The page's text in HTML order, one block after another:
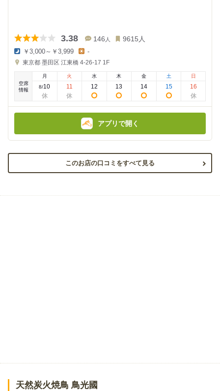
3.38 146 人 9615人
夜
の
額
￥3,000～￥3,999
昼
の
-
東京都 墨田区 江東橋 4-26-17 1F
空席
情報
月
8/10
火
11
水
12
木
13
金
14
土
15
日
16
アプリで開く
このお店の口コミをすべて見る
天然炭火焼鳥 鳥光國